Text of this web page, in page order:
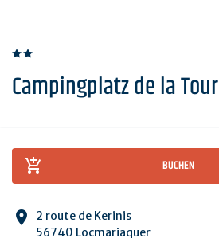
Campingplatz de la Tour
BUCHEN
2 route de Kerinis
56740 Locmariaquer